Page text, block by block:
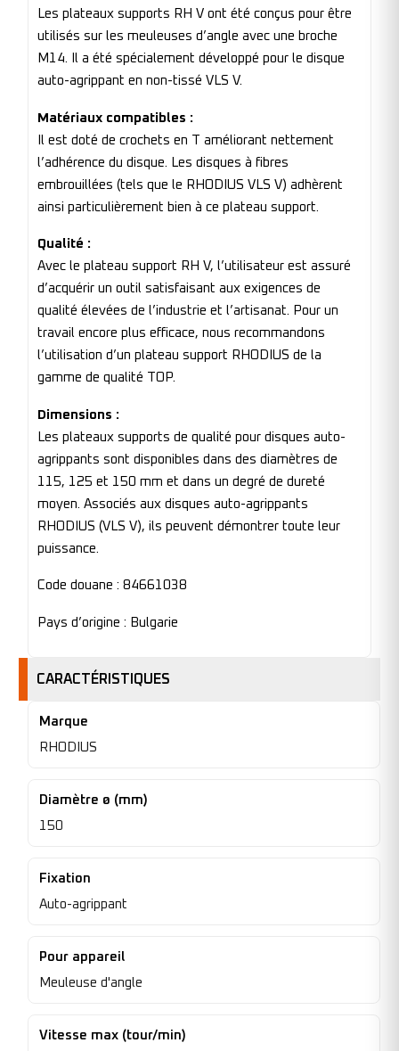
Les plateaux supports RH V ont été conçus pour être
utilisés sur les meuleuses d’angle avec une broche
M14. Il a été spécialement développé pour le disque
auto-agrippant en non-tissé VLS V.
Matériaux compatibles :
Il est doté de crochets en T améliorant nettement
l’adhérence du disque. Les disques à fibres
embrouillées (tels que le RHODIUS VLS V) adhèrent
ainsi particulièrement bien à ce plateau support.
Qualité :
Avec le plateau support RH V, l’utilisateur est assuré
d’acquérir un outil satisfaisant aux exigences de
qualité élevées de l’industrie et l’artisanat. Pour un
travail encore plus efficace, nous recommandons
l’utilisation d’un plateau support RHODIUS de la
gamme de qualité TOP.
Dimensions :
Les plateaux supports de qualité pour disques auto-
agrippants sont disponibles dans des diamètres de
115, 125 et 150 mm et dans un degré de dureté
moyen. Associés aux disques auto-agrippants
RHODIUS (VLS V), ils peuvent démontrer toute leur
puissance.
Code douane : 84661038
Pays d’origine : Bulgarie
CARACTÉRISTIQUES
Marque
RHODIUS
Diamètre ø (mm)
150
Fixation
Auto-agrippant
Pour appareil
Meuleuse d'angle
Vitesse max (tour/min)